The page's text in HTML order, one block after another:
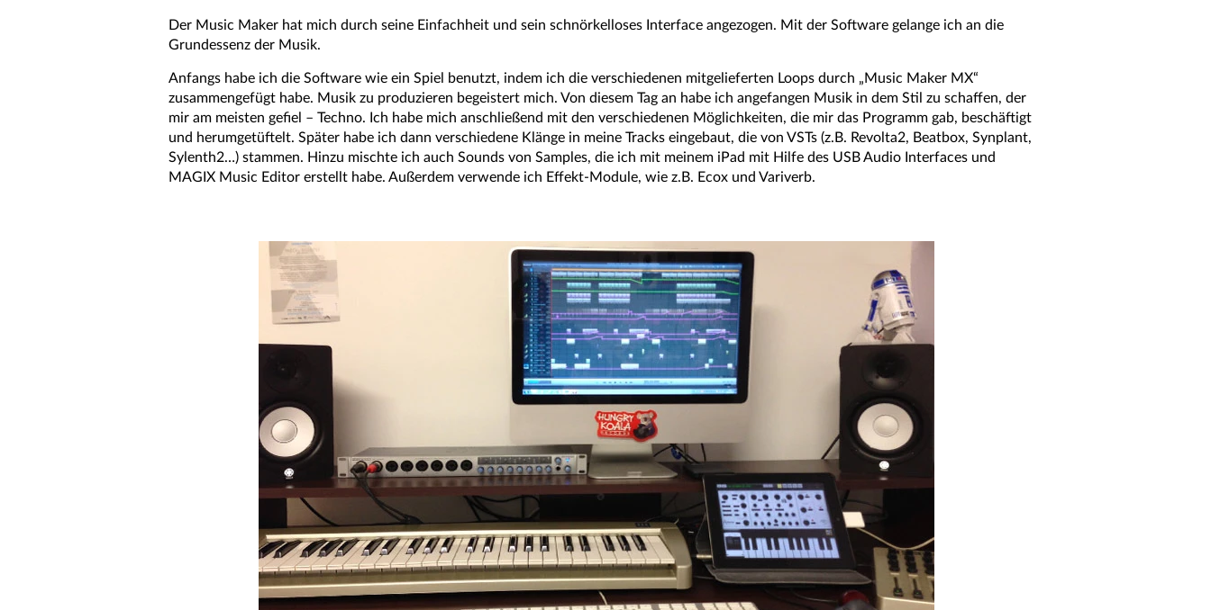
Der Music Maker hat mich durch seine Einfachheit und sein schnörkelloses Interface angezogen. Mit der Software gelange ich an die
Grundessenz der Musik.
Anfangs habe ich die Software wie ein Spiel benutzt, indem ich die verschiedenen mitgelieferten Loops durch „Music Maker MX“
zusammengefügt habe. Musik zu produzieren begeistert mich. Von diesem Tag an habe ich angefangen Musik in dem Stil zu schaffen, der
mir am meisten gefiel – Techno. Ich habe mich anschließend mit den verschiedenen Möglichkeiten, die mir das Programm gab, beschäftigt
und herumgetüftelt. Später habe ich dann verschiedene Klänge in meine Tracks eingebaut, die von VSTs (z.B. Revolta2, Beatbox, Synplant,
Sylenth2…) stammen. Hinzu mischte ich auch Sounds von Samples, die ich mit meinem iPad mit Hilfe des USB Audio Interfaces und
MAGIX Music Editor erstellt habe. Außerdem verwende ich Effekt-Module, wie z.B. Ecox und Variverb.